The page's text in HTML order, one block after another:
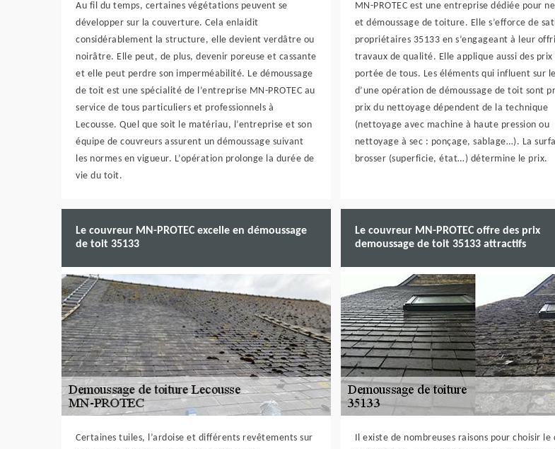
Au fil du temps, certaines végétations peuvent se
développer sur la couverture. Cela enlaidit
considérablement la structure, elle devient verdâtre ou
noirâtre. Elle peut, de plus, devenir poreuse et cassante
et elle peut perdre son imperméabilité. Le démoussage
de toit est une spécialité de l’entreprise MN-PROTEC au
service de tous particuliers et professionnels à
Lecousse. Quel que soit le matériau, l’entreprise et son
équipe de couvreurs assurent un démoussage suivant
les normes en vigueur. L’opération prolonge la durée de
vie du toit.
MN-PROTEC est une entreprise dédiée pour
et démoussage de toiture. Elle s’efforce de
propriétaires 35133 en s’engageant à leur
travaux de qualité. Elle applique aussi des prix
portée de tous. Les éléments qui influent sur
d’une opération de démoussage de toit sont
prix du nettoyage dépendent de la technique
(nettoyage avec machine à haute pression ou
nettoyage à sec : ponçage, sablage…). La
brosser (superficie, état…) détermine le prix.
Le couvreur MN-PROTEC excelle en démoussage
de toit 35133
Certaines tuiles, l’ardoise et différents revêtements sur
Le couvreur MN-PROTEC offre des prix
demoussage de toit 35133 attractifs
Il existe de nombreuses raisons pour choisir le